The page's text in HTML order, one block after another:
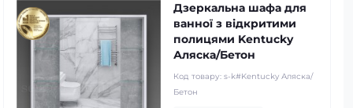
Дзеркальна шафа для
ванної з відкритими
полицями Kentucky
Аляска/Бетон
Код товару: s-k#Kentucky Аляска/
Бетон